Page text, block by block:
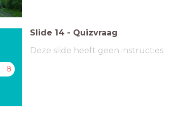
B
Slide 14 - Quizvraag
Deze slide heeft geen instructies